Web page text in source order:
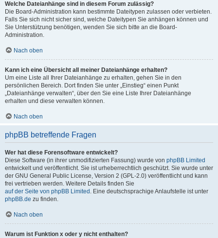
Welche Dateianhänge sind in diesem Forum zulässig?
Die Board-Administration kann bestimmte Dateitypen zulassen oder verbieten.
Falls Sie sich nicht sicher sind, welche Dateitypen Sie anhängen können und
Sie Unterstützung benötigen, wenden Sie sich bitte an die Board-
Administration.
Nach oben
Kann ich eine Übersicht all meiner Dateianhänge erhalten?
Um eine Liste all Ihrer Dateianhänge zu erhalten, gehen Sie in den
persönlichen Bereich. Dort finden Sie unter „Einstieg“ einen Punkt
„Dateianhänge verwalten“, über den Sie eine Liste Ihrer Dateianhänge
erhalten und diese verwalten können.
Nach oben
phpBB betreffende Fragen
Wer hat diese Forensoftware entwickelt?
Diese Software (in ihrer unmodifizierten Fassung) wurde von phpBB Limited
entwickelt und veröffentlicht. Sie ist urheberrechtlich geschützt. Sie wurde unter
der GNU General Public License, Version 2 (GPL-2.0) veröffentlicht und kann
frei vertrieben werden. Weitere Details finden Sie
auf der Seite von phpBB Limited . Eine deutschsprachige Anlaufstelle ist unter
phpBB.de zu finden.
Nach oben
Warum ist Funktion x oder y nicht enthalten?